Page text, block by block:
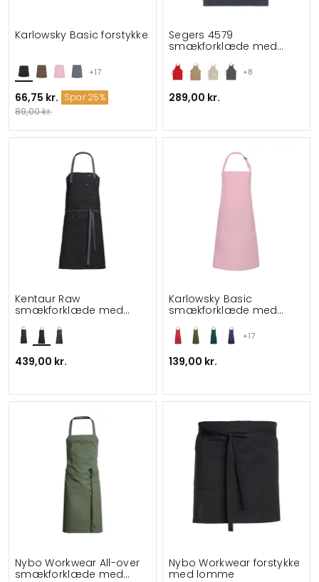
+17
Karlowsky Basic forstykke
66,75 kr. Spar 25%
89,00 kr.
+8
Segers 4579
smækforklæde med
289,00 kr.
Kentaur Raw
smækforklæde med
439,00 kr.
+17
Karlowsky Basic
smækforklæde med
139,00 kr.
Nybo Workwear All-over
smækforklæde med
Nybo Workwear forstykke
med lomme